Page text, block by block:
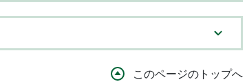
このページのトップへ